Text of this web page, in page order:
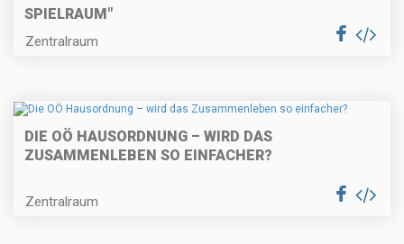
SPIELRAUM"
Zentralraum
DIE OÖ HAUSORDNUNG – WIRD DAS
ZUSAMMENLEBEN SO EINFACHER?
Zentralraum